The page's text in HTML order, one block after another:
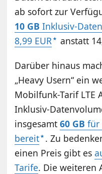
ab sofort zur
10 GB Inklusiv-
8,99 EUR
anstatt
Darüber hinaus
„Heavy Usern“ ein
Mobilfunk-Tarif LTE
Inklusiv-
insgesamt60 GB für
bereit . Zu
einen Preis gibt es
Tarife. Die weiteren